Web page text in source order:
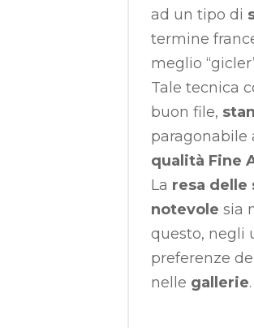
ad un tipo di
termine
meglio
Tale tecnica
buon file,
paragonabile
qualità Fine
La resa delle
notevole sia
questo, negli
preferenze
nelle gallerie.